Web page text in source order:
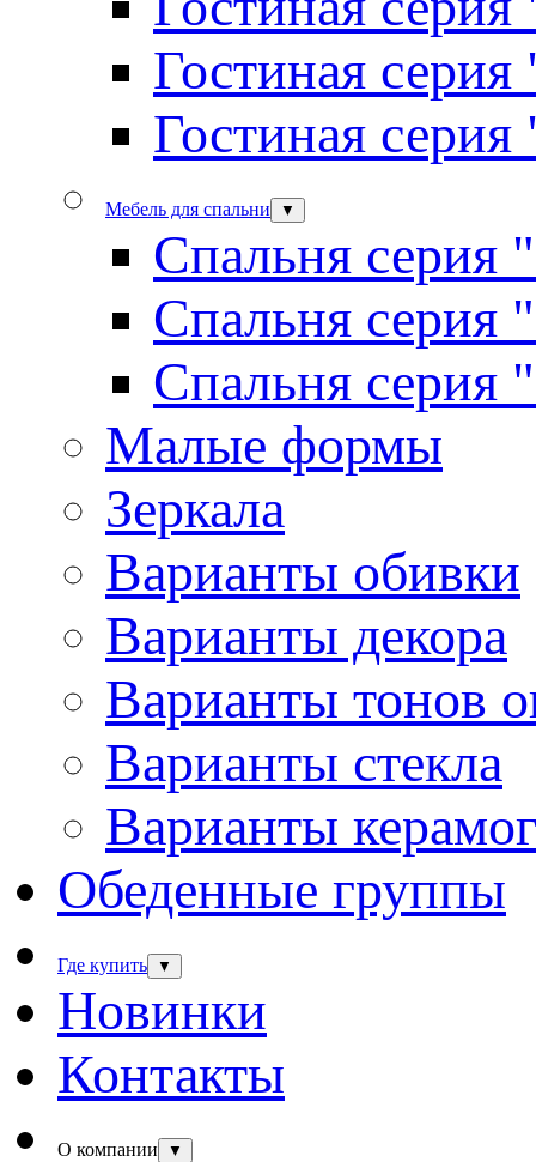
Гостиная
Гостиная
Мебель для спальни ▼
Спальня серия
Спальня серия
Спальня серия
Малые формы
Зеркала
Варианты обивки
Варианты декора
Варианты тонов
Варианты стекла
Варианты
Обеденные группы
Где купить ▼
Новинки
Контакты
О компании ▼